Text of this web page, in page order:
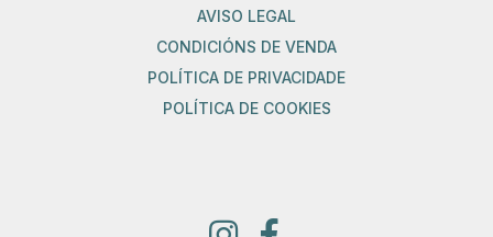
AVISO LEGAL
CONDICIÓNS DE VENDA
POLÍTICA DE PRIVACIDADE
POLÍTICA DE COOKIES